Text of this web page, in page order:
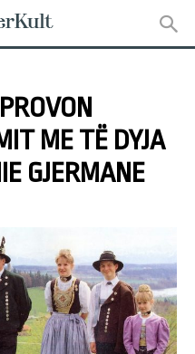
ME TË DYJA
GJERMANE